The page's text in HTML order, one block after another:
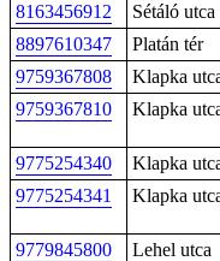
8163456912 Sétáló utca
8897610347
Platán tér
9759367808
Klapka
9759367810
Klapka
9775254340 Klapka
9775254341
Klapka
9779845800 Lehel utca